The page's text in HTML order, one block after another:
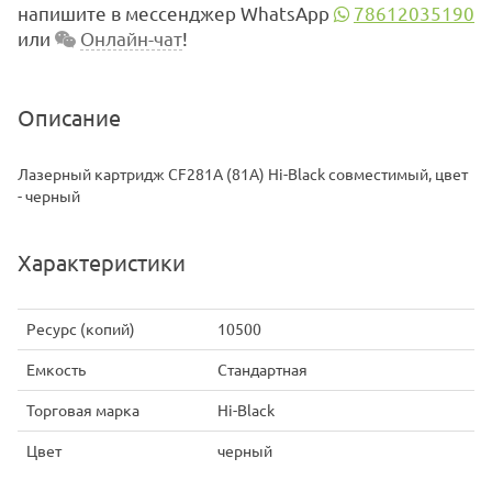
напишите в мессенджер WhatsApp
78612035190
или
Онлайн-чат!
Описание
Лазерный картридж CF281A (81A) Hi-Black совместимый, цвет
- черный
Характеристики
Ресурс (копий) 10500
Емкость Стандартная
Торговая марка Hi-Black
Цвет черный